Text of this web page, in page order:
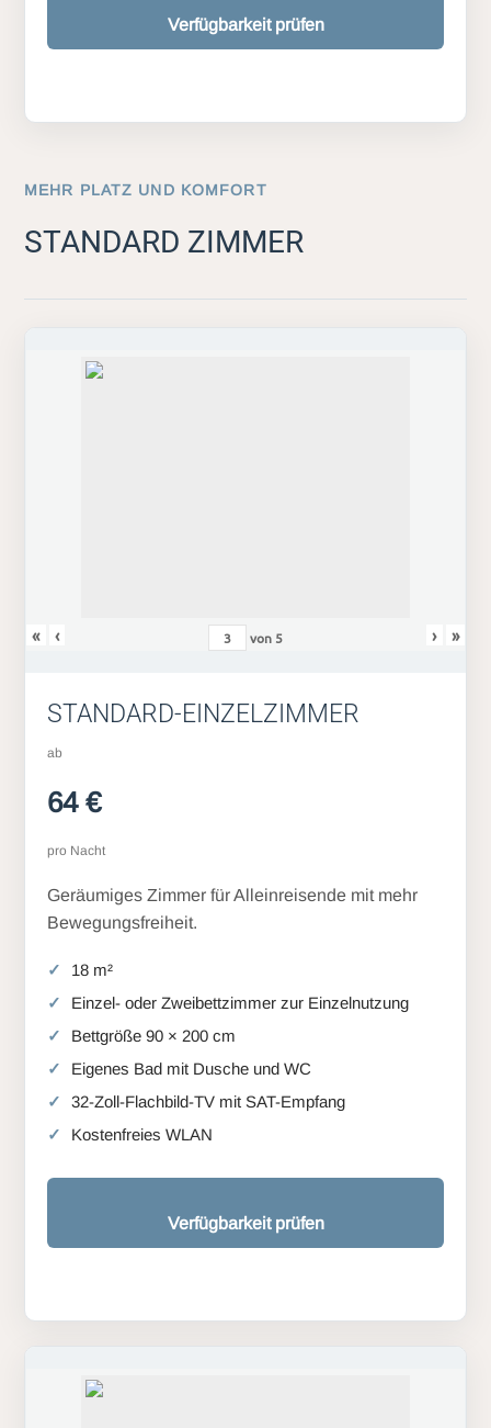
Verfügbarkeit prüfen
MEHR PLATZ UND KOMFORT
STANDARD ZIMMER
« ‹ von 5 › »
STANDARD-EINZELZIMMER
ab
64 €
pro Nacht
Geräumiges Zimmer für Alleinreisende mit mehr
Bewegungsfreiheit.
18 m²
Einzel- oder Zweibettzimmer zur Einzelnutzung
Bettgröße 90 × 200 cm
Eigenes Bad mit Dusche und WC
32-Zoll-Flachbild-TV mit SAT-Empfang
Kostenfreies WLAN
Verfügbarkeit prüfen